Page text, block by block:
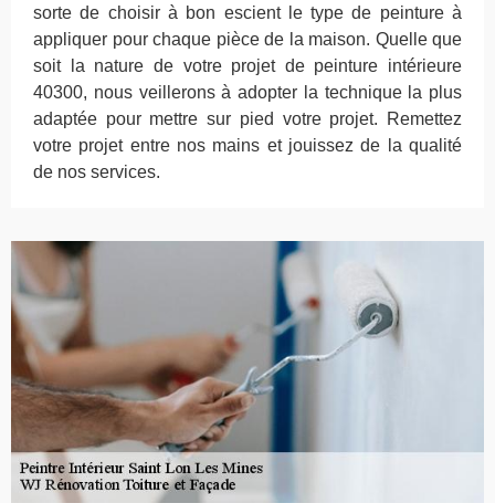
sorte de choisir à bon escient le type de peinture à
appliquer pour chaque pièce de la maison. Quelle que
soit la nature de votre projet de peinture intérieure
40300, nous veillerons à adopter la technique la plus
adaptée pour mettre sur pied votre projet. Remettez
votre projet entre nos mains et jouissez de la qualité
de nos services.